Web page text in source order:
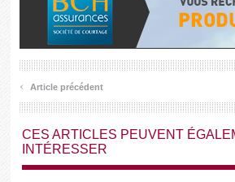
‹ Article précédent
CES ARTICLES PEUVENT
INTÉRESSER